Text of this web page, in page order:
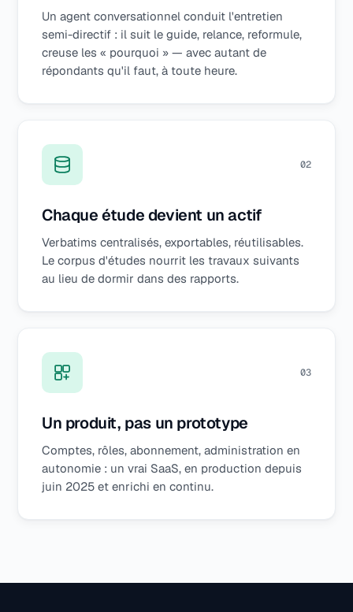
Un agent conversationnel conduit l'entretien
semi-directif : il suit le guide, relance, reformule,
creuse les « pourquoi » — avec autant de
répondants qu'il faut, à toute heure.
02
Chaque étude devient un actif
Verbatims centralisés, exportables, réutilisables.
Le corpus d'études nourrit les travaux suivants
au lieu de dormir dans des rapports.
03
Un produit, pas un prototype
Comptes, rôles, abonnement, administration en
autonomie : un vrai SaaS, en production depuis
juin 2025 et enrichi en continu.